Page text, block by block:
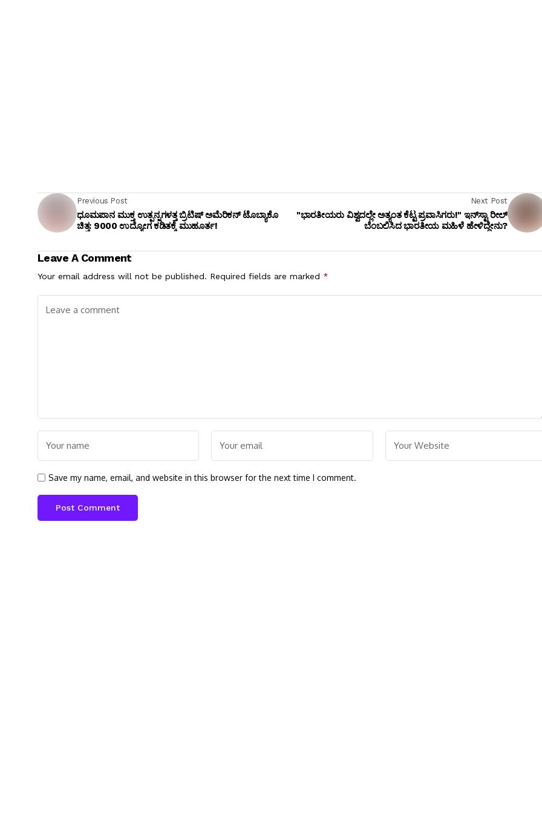
Previous Post
ಧೂಮಪಾನ ಮುಕ್ತ ಉತ್ಪನ್ನಗಳತ್ತ ಬ್ರಿಟಿಷ್ ಅಮೆರಿಕನ್ ಟೊಬ್ಯಾಕೊ
ಚಿತ್ತ: 9000 ಉದ್ಯೋಗ ಕಡಿತಕ್ಕೆ ಮುಹೂರ್ತ!
Next Post
"ಭಾರತೀಯರು ವಿಶ್ವದಲ್ಲೇ ಅತ್ಯಂತ ಕೆಟ್ಟ ಪ್ರವಾಸಿಗರು!" ಇನ್‌ಸ್ಟಾ ರೀಲ್
ಬೆಂಬಲಿಸಿದ ಭಾರತೀಯ ಮಹಿಳೆ ಹೇಳಿದ್ದೇನು?
Leave A Comment
Your email address will not be published. Required fields are marked *
Save my name, email, and website in this browser for the next time I comment.